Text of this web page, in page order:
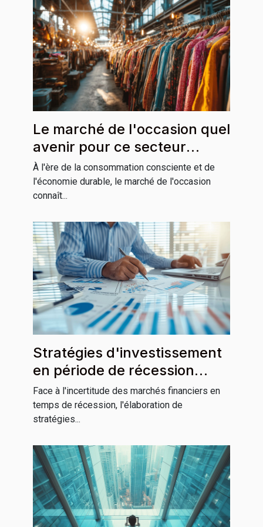
Le marché de l'occasion quel
avenir pour ce secteur
économique en expansion
À l'ère de la consommation consciente et de
l'économie durable, le marché de l'occasion
connaît...
Stratégies d'investissement
en période de récession
économique clés pour la
préservation du capital
Face à l'incertitude des marchés financiers en
temps de récession, l'élaboration de
stratégies...